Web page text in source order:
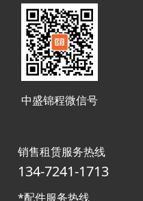
中盛锦程微信号
销售租赁服务热线
134-7241-1713
*配件服务热线